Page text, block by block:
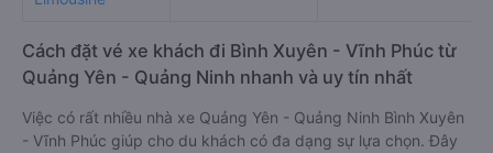
Cách đặt vé xe khách đi Bình Xuyên - Vĩnh Phúc từ
Quảng Yên - Quảng Ninh nhanh và uy tín nhất
Việc có rất nhiều nhà xe Quảng Yên - Quảng Ninh Bình Xuyên
- Vĩnh Phúc giúp cho du khách có đa dạng sự lựa chọn. Đây